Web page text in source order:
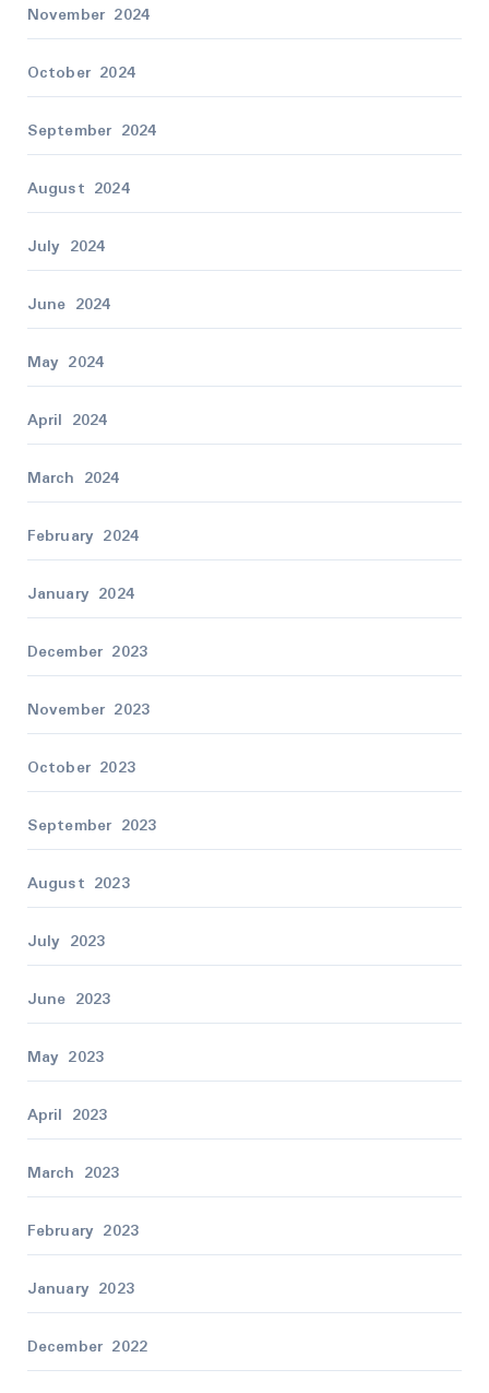
November 2024
October 2024
September 2024
August 2024
July 2024
June 2024
May 2024
April 2024
March 2024
February 2024
January 2024
December 2023
November 2023
October 2023
September 2023
August 2023
July 2023
June 2023
May 2023
April 2023
March 2023
February 2023
January 2023
December 2022